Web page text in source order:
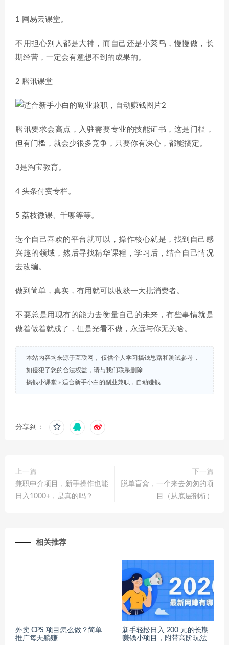
1 网易云课堂。
不用担心别人都是大神，而自己还是小菜鸟，慢慢做，长
期经营，一定会有意想不到的成果的。
2 腾讯课堂
腾讯要求会高点，入驻需要专业的技能证书，这是门槛，
但有门槛，就会少很多竞争，只要你有决心，都能搞定。
3是淘宝教育。
4 头条付费专栏。
5 荔枝微课、千聊等等。
选个自己喜欢的平台就可以，操作核心就是，找到自己感
兴趣的领域，然后寻找精华课程，学习后，结合自己情况
去改编。
做到简单，真实，有用就可以收获一大批消费者。
不要总是用现有的能力去衡量自己的未来，有些事情就是
做着做着就成了，但是光看不做，永远与你无关哈。
本站内容均来源于互联网， 仅供个人学习搞钱思路和测试参考，
如侵犯了您的合法权益，请与我们联系删除
搞钱小课堂 » 适合新手小白的副业兼职，自动赚钱
分享到：
上一篇
兼职中介项目，新手操作也能
日入1000+，是真的吗？
下一篇
脱单盲盒，一个来去匆匆的项
目（从底层剖析）
相关推荐
外卖 CPS 项目怎么做？简单
推广每天躺赚
新手轻松日入 200 元的长期
赚钱小项目，附带高阶玩法